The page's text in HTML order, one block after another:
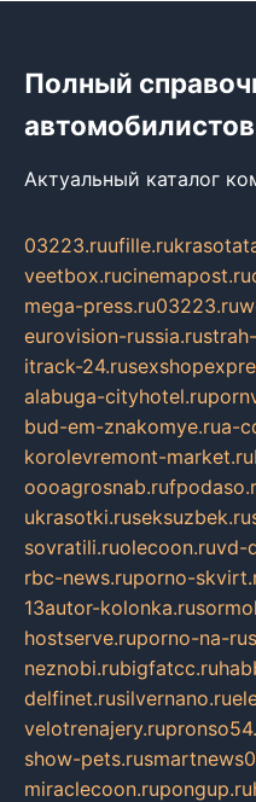
Полный
автомобилистов
Актуальный каталог
03223.ruufille.ru
veetbox.rucinemapost.ru
mega-press.ru03223.ru
eurovision-russia.ru
itrack-24.ru
alabuga-cityhotel.ru
bud-em-znakomye.rua-
korolevremont-market.ru
oooagrosnab.ru
ukrasotki.ruseksuzbek.ru
sovratili.ruolecoon.ruvd-
rbc-news.ruporno-
13autor-kolonka.ru
hostserve.ruporno-na-
neznobi.rubigfatcc.ru
delfinet.rusilvernano.ru
velotrenajery.ru
show-pets.ru
miraclecoon.rupongup.ru